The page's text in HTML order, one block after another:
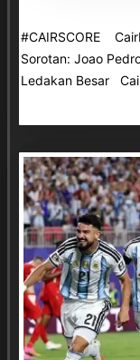
#CAIRSCORE
Sorotan: Joao
Ledakan Besar